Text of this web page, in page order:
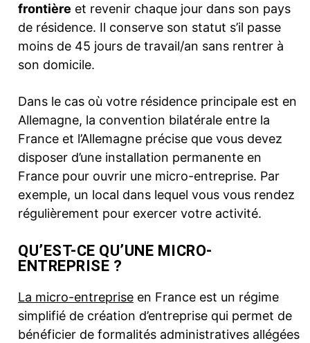
frontière et revenir chaque jour dans son pays
de résidence. Il conserve son statut s’il passe
moins de 45 jours de travail/an sans rentrer à
son domicile.
Dans le cas où votre résidence principale est en
Allemagne, la convention bilatérale entre la
France et l’Allemagne précise que vous devez
disposer d’une installation permanente en
France pour ouvrir une micro-entreprise. Par
exemple, un local dans lequel vous vous rendez
régulièrement pour exercer votre activité.
QU’EST-CE QU’UNE MICRO-
ENTREPRISE ?
La micro-entreprise en France est un régime
simplifié de création d’entreprise qui permet de
bénéficier de formalités administratives allégées